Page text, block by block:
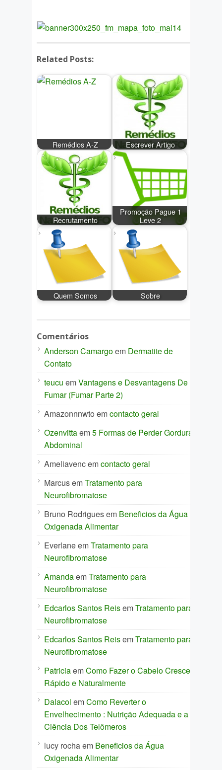
Related Posts:
Remédios A-Z Escrever Artigo
Recrutamento
Promoção Pague 1
Leve 2
Quem Somos Sobre
Comentários
Anderson Camargoem Dermatite de
Contato
teucu emVantagens e Desvantagens De
Fumar (Fumar Parte 2)
Amazonnnwto emcontacto geral
Ozenvittaem5 Formas de Perder Gordura
Abdominal
Ameliavencemcontacto geral
MarcusemTratamento para
Neurofibromatose
Bruno Rodriguesem Beneficios da Água
Oxigenada Alimentar
EverlaneemTratamento para
Neurofibromatose
AmandaemTratamento para
Neurofibromatose
Edcarlos Santos ReisemTratamento para
Neurofibromatose
Edcarlos Santos ReisemTratamento para
Neurofibromatose
PatriciaemComo Fazer o Cabelo Crescer
Rápido e Naturalmente
Dalacol emComo Reverter o
Envelhecimento : Nutrição Adequada e a
Ciência Dos Telômeros
lucy rochaem Beneficios da Água
Oxigenada Alimentar